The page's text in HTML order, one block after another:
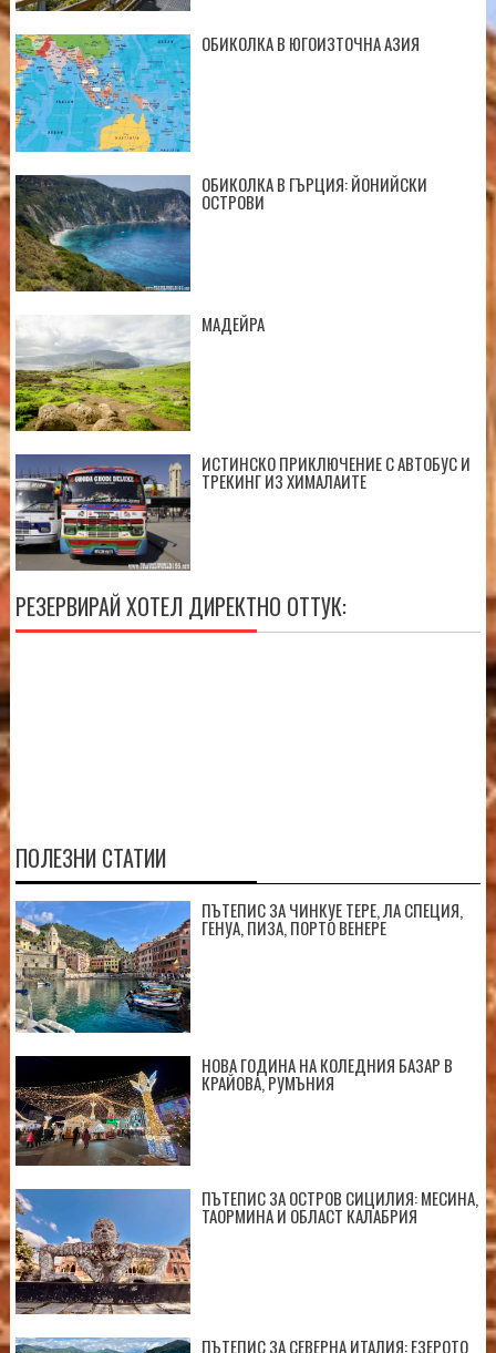
ОБИКОЛКА В ЮГОИЗТОЧНА АЗИЯ
ОБИКОЛКА В ГЪРЦИЯ: ЙОНИЙСКИ
ОСТРОВИ
МАДЕЙРА
ИСТИНСКО ПРИКЛЮЧЕНИЕ С АВТОБУС И
ТРЕКИНГ ИЗ ХИМАЛАИТЕ
РЕЗЕРВИРАЙ ХОТЕЛ ДИРЕКТНО ОТТУК:
ПОЛЕЗНИ СТАТИИ
ПЪТЕПИС ЗА ЧИНКУЕ ТЕРЕ, ЛА СПЕЦИЯ,
ГЕНУА, ПИЗА, ПОРТО ВЕНЕРЕ
НОВА ГОДИНА НА КОЛЕДНИЯ БАЗАР В
КРАЙОВА, РУМЪНИЯ
ПЪТЕПИС ЗА ОСТРОВ СИЦИЛИЯ: МЕСИНА,
ТАОРМИНА И ОБЛАСТ КАЛАБРИЯ
ПЪТЕПИС ЗА СЕВЕРНА ИТАЛИЯ: ЕЗЕРОТО